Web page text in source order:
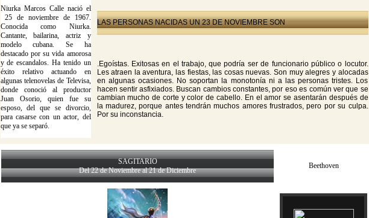
Niurka Marcos Calle nació el
25 de noviembre de 1967.
Conocida como Niurka.
Cantante, bailarina, actriz y
modelo cubana. Se ha
destacado por su vida amorosa
y de escandalos. Ha tenido un
éxito relativo actuando en
algunas telenovelas de Televisa,
donde conoció al productor
Juan Osorio, quien fue su
esposo, del que se divorcio,
para casarse con un actor, del
que ya se separó.
LAS PERSONAS NACIDAS UN 23 DE NOVIEMBRE SON
.Egoístas. Exitosas en el trabajo, que podría ser de funcionario público o locutor.
Les atraen la aventura, las fiestas, las cosas nuevas. Son muy alegres y alocadas
en algunas ocasiones. No soportan la monotonía ni a las personas tristes. Los
hacen sentir asfixiados. Buscan cambios constantes, por eso es común ver que se
cambian mucho de corte y color de cabello. En el amor se asentarán después de
la madurez, porque antes tendrán muchos amores frustrados, pero por su culpa.
Por su inconstancia.
SAGITARIO
Del 22 de Noviembre al 21 de Diciembre
Beethoven